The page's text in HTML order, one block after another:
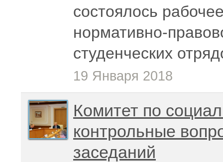
состоялось
нормативно-
студенческих
19 Января 2018
Комитет по
контрольные
заседаний